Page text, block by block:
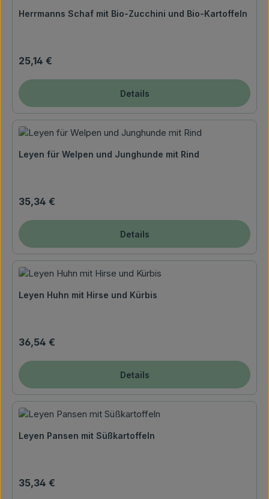
Herrmanns Schaf mit Bio-Zucchini und Bio-Kartoffeln
Regulärer Preis:
25,14 €
Details
Leyen für Welpen und Junghunde mit Rind
Regulärer Preis:
35,34 €
Details
Leyen Huhn mit Hirse und Kürbis
Regulärer Preis:
36,54 €
Details
Leyen Pansen mit Süßkartoffeln
Regulärer Preis:
35,34 €